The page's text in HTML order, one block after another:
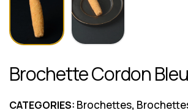
Brochette Cordon Bleu
CATEGORIES: Brochettes,